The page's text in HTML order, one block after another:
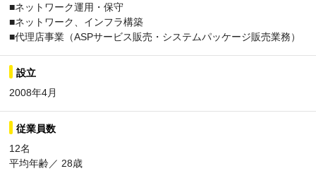
■ネットワーク運用・保守
■ネットワーク、インフラ構築
■代理店事業（ASPサービス販売・システムパッケージ販売業務）
設立
2008年4月
従業員数
12名
平均年齢／ 28歳